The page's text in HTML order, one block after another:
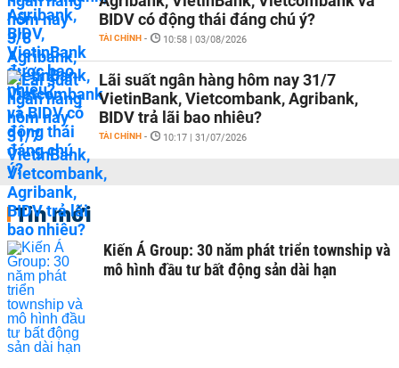
BIDV có động thái đáng chú ý?
TÀI CHÍNH - 10:58 | 03/08/2026
Lãi suất ngân hàng hôm nay 31/7
VietinBank, Vietcombank, Agribank,
BIDV trả lãi bao nhiêu?
TÀI CHÍNH - 10:17 | 31/07/2026
Tin mới
Kiến Á Group: 30 năm phát triển township và
mô hình đầu tư bất động sản dài hạn